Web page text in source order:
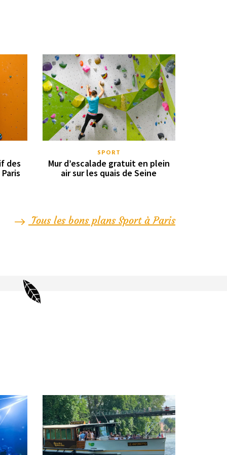
des
SPORT
Mur d’escalade gratuit en plein
air sur les quais de Seine
Tous les bons plans Sport à Paris